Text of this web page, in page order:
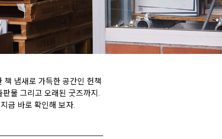
냄새로 가득한 공간인 헌책
물 그리고 오래된 굿즈까지.
금 바로 확인해 보자.